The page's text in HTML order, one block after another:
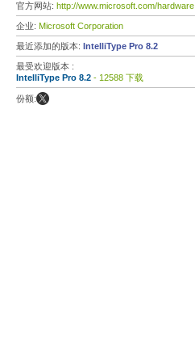
官方网站: http://www.microsoft.com/hardware
企业: Microsoft Corporation
最近添加的版本: IntelliType Pro 8.2
最受欢迎版本 :
IntelliType Pro 8.2 - 12588 下载
份额: